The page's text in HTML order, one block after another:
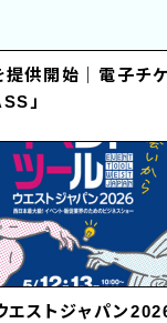
供開始｜電子チ
」
エストジャパン